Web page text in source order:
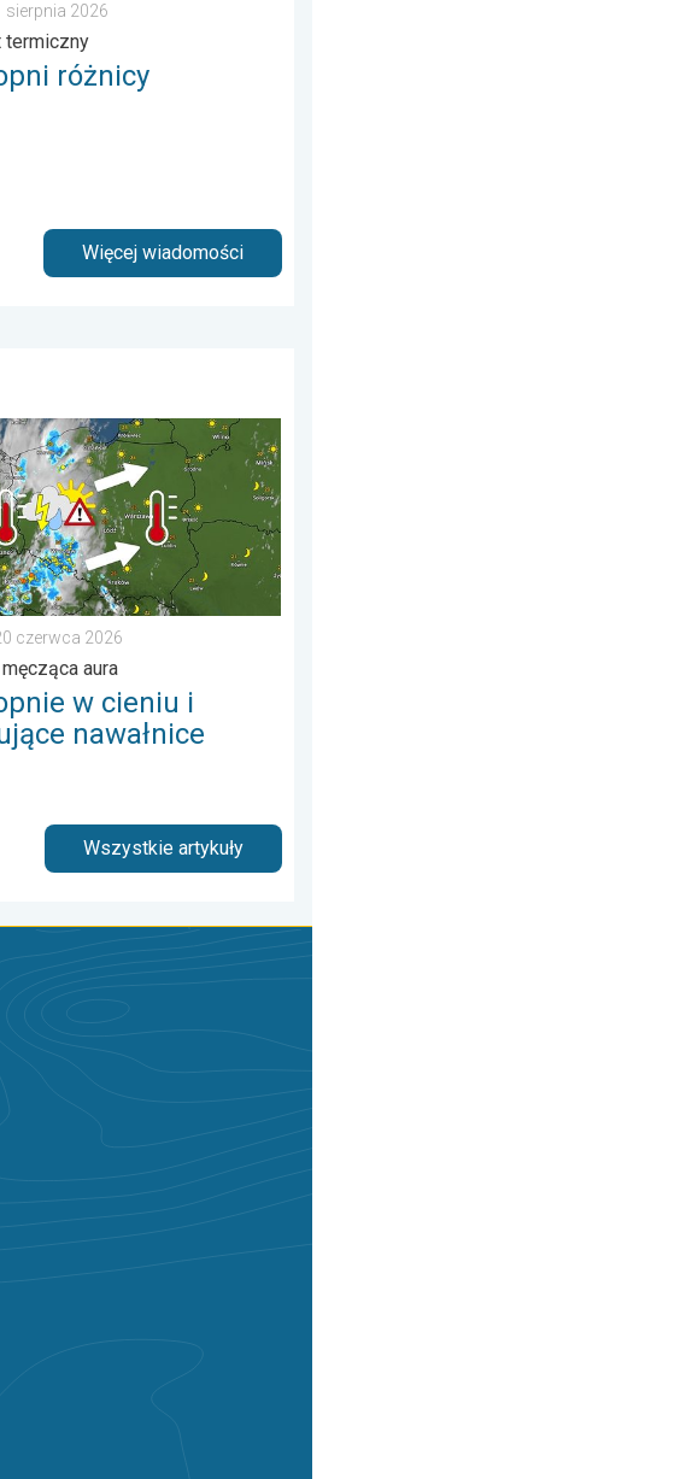
sierpnia 2026
termiczny
różnicy
Więcej wiadomości
. wtorek, 4 sierpnia 2026
w cieniu i wędrujące nawałnice. Groźna i męcząca aura. . . sobota, 20 czerwca
czerwca 2026
aura
w cieniu i
nawałnice
Wszystkie artykuły